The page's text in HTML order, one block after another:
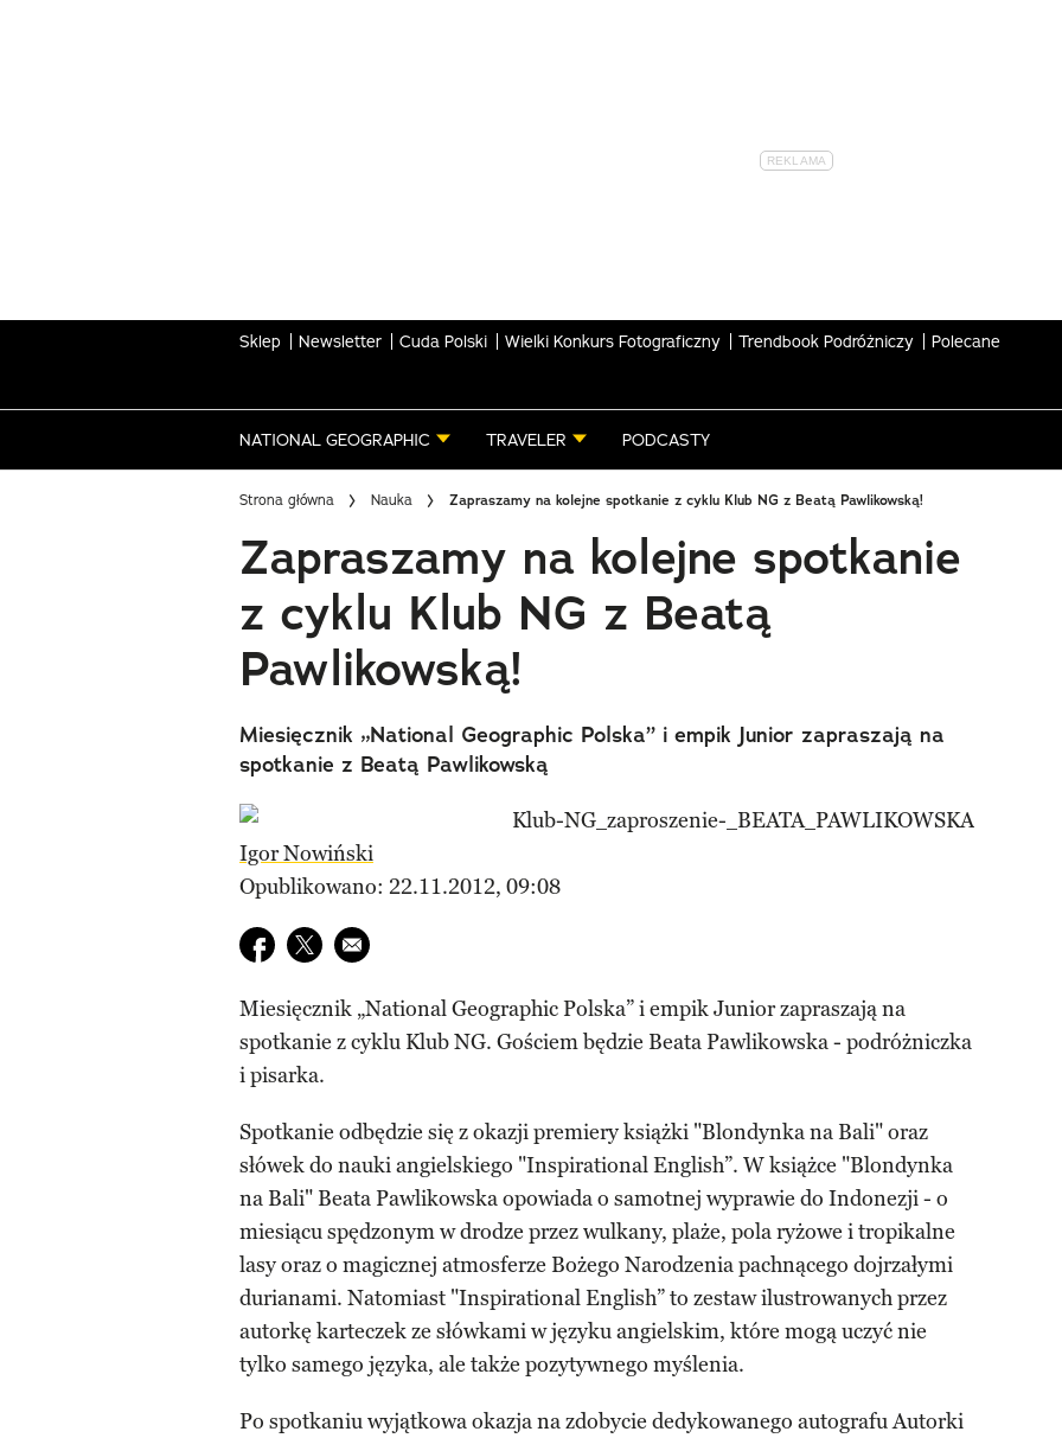
Sklep Newsletter Cuda Polski Wielki Konkurs Fotograficzny Trendbook Podróżniczy Polecane
NATIONAL GEOGRAPHIC TRAVELER PODCASTY
Strona główna Nauka Zapraszamy na kolejne spotkanie z cyklu Klub NG z Beatą Pawlikowską!
Zapraszamy na kolejne spotkanie
z cyklu Klub NG z Beatą
Pawlikowską!
Miesięcznik „National Geographic Polska” i empik Junior zapraszają na
spotkanie z Beatą Pawlikowską
Igor Nowiński
Opublikowano: 22.11.2012, 09:08
Udostępnij na facebook
Udostępnij na twitter
E-mail do przyjaciela
Miesięcznik „National Geographic Polska” i empik Junior zapraszają na
spotkanie z cyklu Klub NG. Gościem będzie Beata Pawlikowska - podróżniczka
i pisarka.
Spotkanie odbędzie się z okazji premiery książki "Blondynka na Bali" oraz
słówek do nauki angielskiego "Inspirational English”. W książce "Blondynka
na Bali" Beata Pawlikowska opowiada o samotnej wyprawie do Indonezji - o
miesiącu spędzonym w drodze przez wulkany, plaże, pola ryżowe i tropikalne
lasy oraz o magicznej atmosferze Bożego Narodzenia pachnącego dojrzałymi
durianami. Natomiast "Inspirational English” to zestaw ilustrowanych przez
autorkę karteczek ze słówkami w języku angielskim, które mogą uczyć nie
tylko samego języka, ale także pozytywnego myślenia.
Po spotkaniu wyjątkowa okazja na zdobycie dedykowanego autografu Autorki